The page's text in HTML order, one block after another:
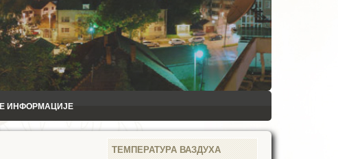
ИНФОРМАЦИЈЕ
ТЕМПЕРАТУРА ВАЗДУХА